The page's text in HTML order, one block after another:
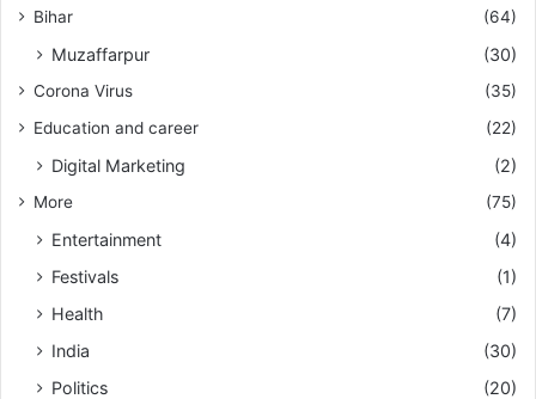
Bihar (64)
Muzaffarpur (30)
Corona Virus
(35)
Education and career
(22)
Digital Marketing (2)
More (75)
Entertainment
(4)
Festivals
(1)
Health
(7)
India
(30)
Politics
(20)